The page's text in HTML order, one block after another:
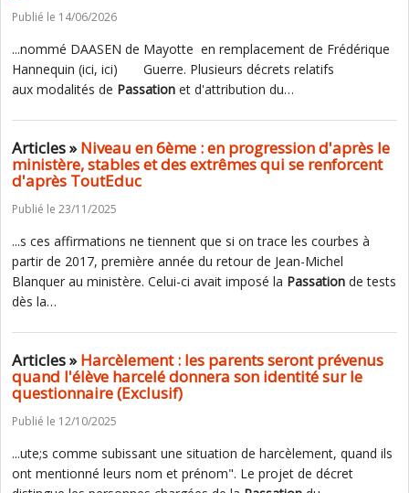
Publié le 14/06/2026
...nommé DAASEN de Mayotte en remplacement de Frédérique
Hannequin (ici, ici) Guerre. Plusieurs décrets relatifs
aux modalités de Passation et d'attribution du…
Articles »Niveau en 6ème : en progression d'après le
ministère, stables et des extrêmes qui se renforcent
d'après ToutEduc
Publié le 23/11/2025
...s ces affirmations ne tiennent que si on trace les courbes à
partir de 2017, première année du retour de Jean-Michel
Blanquer au ministère. Celui-ci avait imposé la Passation de tests
dès la…
Articles »Harcèlement : les parents seront prévenus
quand l'élève harcelé donnera son identité sur le
questionnaire (Exclusif)
Publié le 12/10/2025
...ute;s comme subissant une situation de harcèlement, quand ils
ont mentionné leurs nom et prénom". Le projet de décret